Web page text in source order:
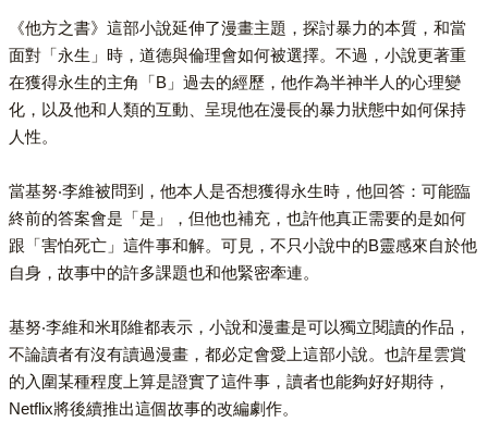
《他方之書》這部小說延伸了漫畫主題，探討暴力的本質，和當
面對「永生」時，道德與倫理會如何被選擇。不過，小說更著重
在獲得永生的主角「B」過去的經歷，他作為半神半人的心理變
化，以及他和人類的互動、呈現他在漫長的暴力狀態中如何保持
人性。
當基努‧李維被問到，他本人是否想獲得永生時，他回答：可能臨
終前的答案會是「是」，但他也補充，也許他真正需要的是如何
跟「害怕死亡」這件事和解。可見，不只小說中的B靈感來自於他
自身，故事中的許多課題也和他緊密牽連。
基努‧李維和米耶維都表示，小說和漫畫是可以獨立閱讀的作品，
不論讀者有沒有讀過漫畫，都必定會愛上這部小說。也許星雲賞
的入圍某種程度上算是證實了這件事，讀者也能夠好好期待，
Netflix將後續推出這個故事的改編劇作。